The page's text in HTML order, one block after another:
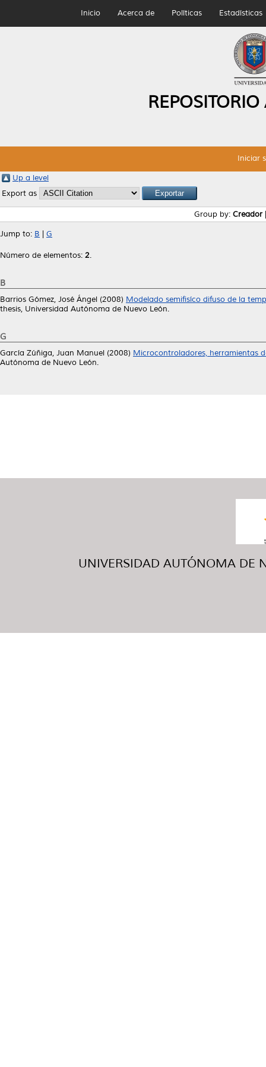
Inicio Acerca de Políticas Estadísticas
Iniciar
Up a level
Export as
Group by: Creador
Jump to: B G
Número de elementos: 2.
B
Barrios Gómez, José Ángel (2008) Modelado semifisíco difuso de la
thesis, Universidad Autónoma de Nuevo León.
G
García Zúñiga, Juan Manuel (2008) Microcontroladores, herramientas
Autónoma de Nuevo León.
UNIVERSIDAD AUTÓNOMA DE